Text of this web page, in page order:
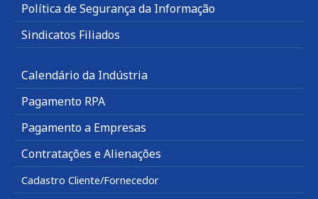
Política de Segurança da Informação
Sindicatos Filiados
Calendário da Indústria
Pagamento RPA
Pagamento a Empresas
Contratações e Alienações
Cadastro Cliente/Fornecedor